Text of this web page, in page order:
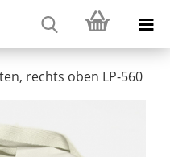
rechts oben LP-560